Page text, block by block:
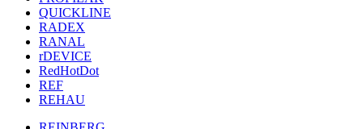
QUICKLINE
RADEX
RANAL
rDEVICE
RedHotDot
REF
REHAU